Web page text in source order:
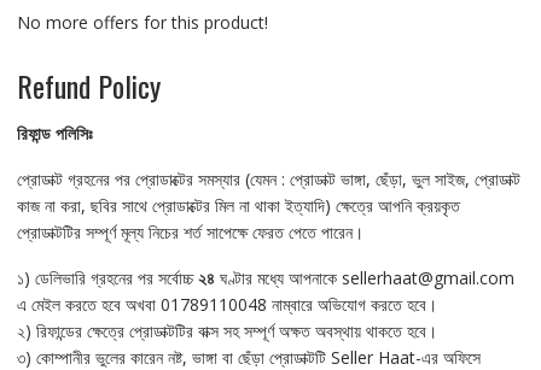
No more offers for this product!
Refund Policy
রিফান্ড পলিসিঃ
প্রোডাক্ট গ্রহনের পর প্রোডাক্টের সমস্যার (যেমন : প্রোডাক্ট ভাঙ্গা, ছেঁড়া, ভুল সাইজ, প্রোডাক্ট
কাজ না করা, ছবির সাথে প্রোডাক্টের মিল না থাকা ইত্যাদি) ক্ষেত্রে আপনি ক্রয়কৃত
প্রোডাক্টটির সম্পূর্ণ মূল্য নিচের শর্ত সাপেক্ষে ফেরত পেতে পারেন।
১) ডেলিভারি গ্রহনের পর সর্বোচ্চ২৪ ঘণ্টার মধ্যে আপনাকে sellerhaat@gmail.com
এ মেইল করতে হবে অখবা 01789110048 নাম্বারে অভিযোগ করতে হবে।
২) রিফান্ডের ক্ষেত্রে প্রোডাক্টটির বাক্স সহ সম্পূর্ণ অক্ষত অবস্থায় থাকতে হবে।
৩) কোম্পানীর ভুলের কারেন নষ্ট, ভাঙ্গা বা ছেঁড়া প্রোডাক্টটি Seller Haat-এর অফিসে